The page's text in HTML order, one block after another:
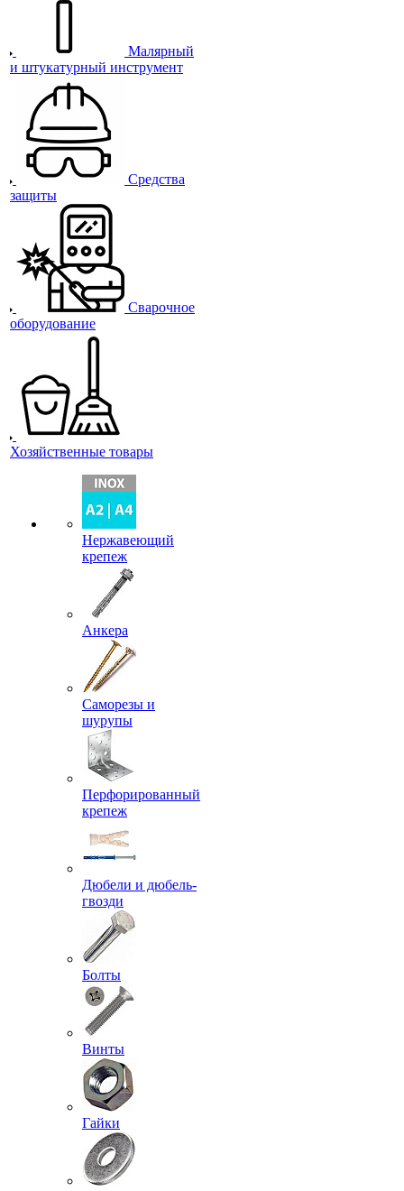
Малярный
и штукатурный инструмент
Средства
защиты
Сварочное
оборудование
Хозяйственные товары
Нержавеющий
крепеж
Анкера
Саморезы и
шурупы
Перфорированный
крепеж
Дюбели и дюбель-
гвозди
Болты
Винты
Гайки